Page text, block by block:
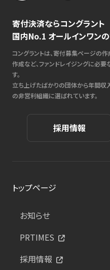
寄付決済ならコングラント
国内No.1 オールインワン
コングラントは、寄付募集ページの
作成など、ファンドレイジングに必
す。
立ち上げたばかりの団体から年間
の非営利組織に選ばれています。
採用情報
トップページ
お知らせ
PRTIMES
採用情報